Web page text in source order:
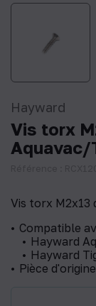
Hayward
Vis torx
Vis torx M2x13
Compatible
Hayward
Hayward
Pièce